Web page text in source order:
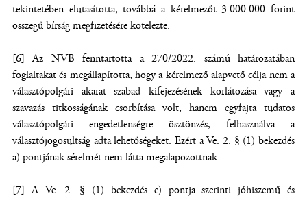
tekintetében elutasította, továbbá a kérelmezőt 3.000.000 forint
összegű bírság megfizetésére kötelezte.
[6] Az NVB fenntartotta a 270/2022. számú határozatában
foglaltakat és megállapította, hogy a kérelmező alapvető célja nem a
választópolgári akarat szabad kifejezésének korlátozása vagy a
szavazás titkosságának csorbítása volt, hanem egyfajta tudatos
választópolgári engedetlenségre ösztönzés, felhasználva a
választójogosultság adta lehetőségeket. Ezért a Ve. 2. § (1) bekezdés
a) pontjának sérelmét nem látta megalapozottnak.
[7] A Ve. 2. § (1) bekezdés e) pontja szerinti jóhiszemű és